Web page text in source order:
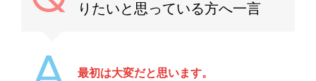
りたいと思っている方へ一言
最初は大変だと思います。